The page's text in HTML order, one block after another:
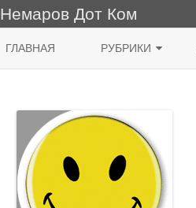
Немаров Дот Ком
ГЛАВНАЯ РУБРИКИ
КУХНЯ
ПРИРОДА